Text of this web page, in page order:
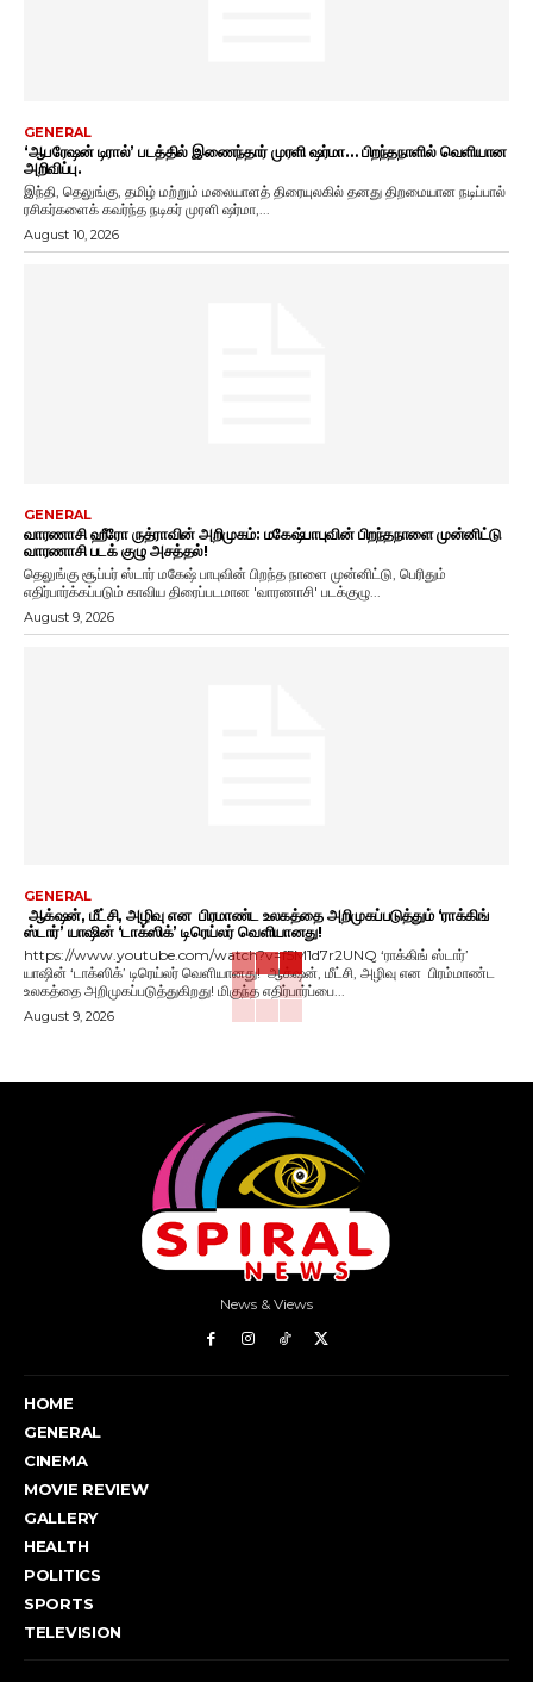
GENERAL
‘ஆபரேஷன் டிரால்’ படத்தில் இணைந்தார் முரளி ஷர்மா… பிறந்தநாளில் வெளியான
அறிவிப்பு.
இந்தி, தெலுங்கு, தமிழ் மற்றும் மலையாளத் திரையுலகில் தனது திறமையான நடிப்பால்
ரசிகர்களைக் கவர்ந்த நடிகர் முரளி ஷர்மா,...
August 10, 2026
GENERAL
வாரணாசி ஹீரோ ருத்ராவின் அறிமுகம்: மகேஷ்பாபுவின் பிறந்தநாளை முன்னிட்டு
வாரணாசி படக் குழு அசத்தல்!
தெலுங்கு சூப்பர் ஸ்டார் மகேஷ் பாபுவின் பிறந்த நாளை முன்னிட்டு, பெரிதும்
எதிர்பார்க்கப்படும் காவிய திரைப்படமான 'வாரணாசி' படக்குழு...
August 9, 2026
GENERAL
ஆக்‌ஷன், மீட்சி, அழிவு என பிரமாண்ட உலகத்தை அறிமுகப்படுத்தும் ‘ராக்கிங்
ஸ்டார்’ யாஷின் ‘டாக்ஸிக்’ டிரெய்லர் வெளியானது!
https://www.youtube.com/watch?v=f5M1d7r2UNQ ‘ராக்கிங் ஸ்டார்’
யாஷின் ‘டாக்ஸிக்’ டிரெய்லர் வெளியானது! ஆக்‌ஷன், மீட்சி, அழிவு என பிரம்மாண்ட
உலகத்தை அறிமுகப்படுத்துகிறது! மிகுந்த எதிர்பார்ப்பை...
August 9, 2026
News & Views
HOME
GENERAL
CINEMA
MOVIE REVIEW
GALLERY
HEALTH
POLITICS
SPORTS
TELEVISION